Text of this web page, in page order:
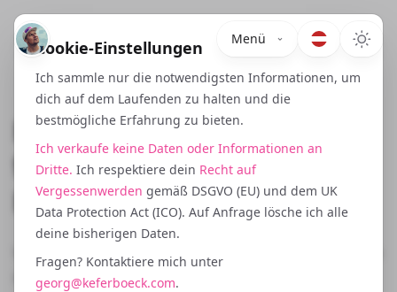
Cookie-Einstellungen
Ich sammle nur die notwendigsten Informationen, um
dich auf dem Laufenden zu halten und die
bestmögliche Erfahrung zu bieten.
Ich verkaufe keine Daten oder Informationen an
Dritte. Ich respektiere dein Recht auf
Vergessenwerden gemäß DSGVO (EU) und dem UK
Data Protection Act (ICO). Auf Anfrage lösche ich alle
deine bisherigen Daten.
Fragen? Kontaktiere mich unter
georg@keferboeck.com.
Menü
Erfahrung formtExpertise
fokussiert auf deinen
Erfolg.
Von unterschiedlichen Branchen bis hin zu innovativen
Geschäftsmodellen zeigen diese Projekte, wie ich die